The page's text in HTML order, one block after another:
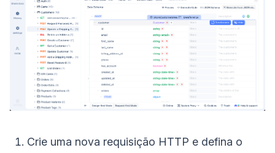
Crie uma nova requisição HTTP e defina o